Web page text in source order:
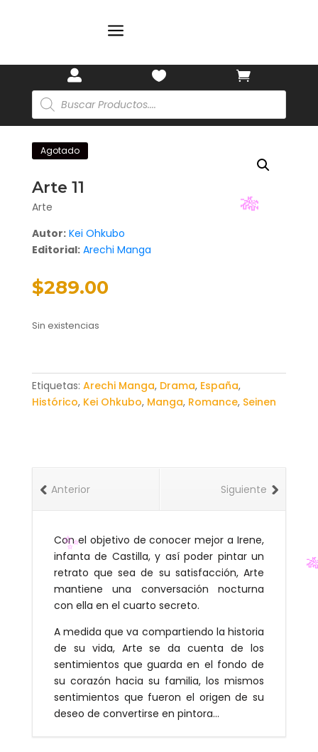
a
 

Búsqueda
de
productos
Agotado
Arte 11
Arte
Autor: Kei Ohkubo
Editorial: Arechi Manga
$289.00
Sin existencias
Etiquetas: Arechi Manga, Drama, España,
Histórico, Kei Ohkubo, Manga, Romance, Seinen
Siguiente
Anterior
Con el objetivo de conocer mejor a Irene,
infanta de Castilla, y así poder pintar un
retrato que sea de su satisfacción, Arte
mantiene una conversación nocturna
con ella en el cuarto secreto.
A medida que va compartiendo la historia
de su vida, Arte se da cuenta de los
sentimientos que guarda en el fondo de
su corazón hacia su familia, los mismos
sentimientos que fueron el origen de su
deseo de convertirse en pintora…
✨